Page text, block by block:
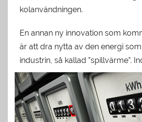
kolanvändningen.
En annan ny innovation som
är att dra nytta av den energi
industrin, så kallad ”spillvärme”.